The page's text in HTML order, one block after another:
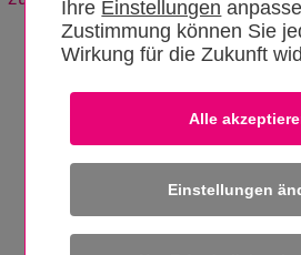
Ihre Einstellungen
Zustimmung können Sie
Wirkung für die Zukunft
Einstellungen
-1|2|3|4